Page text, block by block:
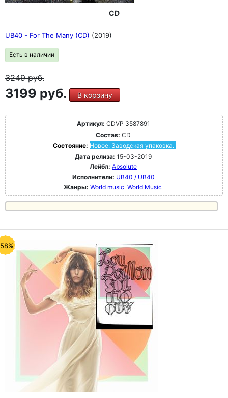
CD
UB40 - For The Many (CD) (2019)
Есть в наличии
3249руб.
3199 руб. В корзину
Артикул: CDVP 3587891
Состав: CD
Состояние: Новое. Заводская упаковка.
Дата релиза: 15-03-2019
Лейбл: Absolute
Исполнители: UB40 / UB40
Жанры: World music World Music